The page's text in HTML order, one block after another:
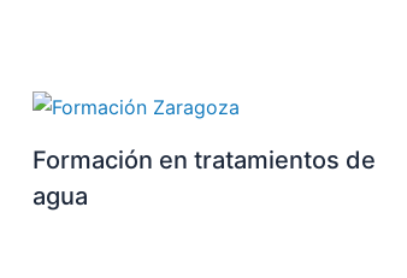
Formación en tratamientos de
agua